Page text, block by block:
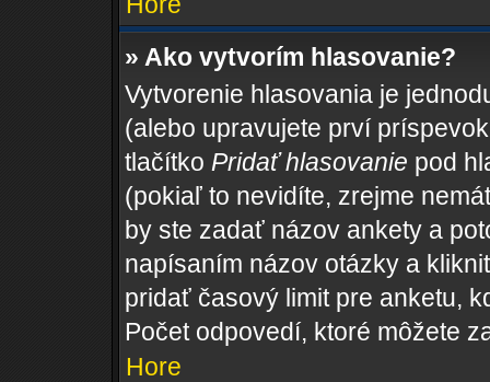
» Ako vytvorím hlasovanie?
Vytvorenie hlasovania je
(alebo upravujete prví
tlačítko Pridať hlasovanie pod
(pokiaľ to nevidíte, zrejme
by ste zadať názov ankety a
napísaním názov otázky a
pridať časový limit pre anketu,
Počet odpovedí, ktoré môžete
Hore